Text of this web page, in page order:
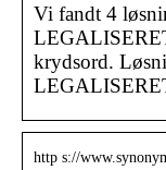
Vi fandt 4
krydsord.
http s://